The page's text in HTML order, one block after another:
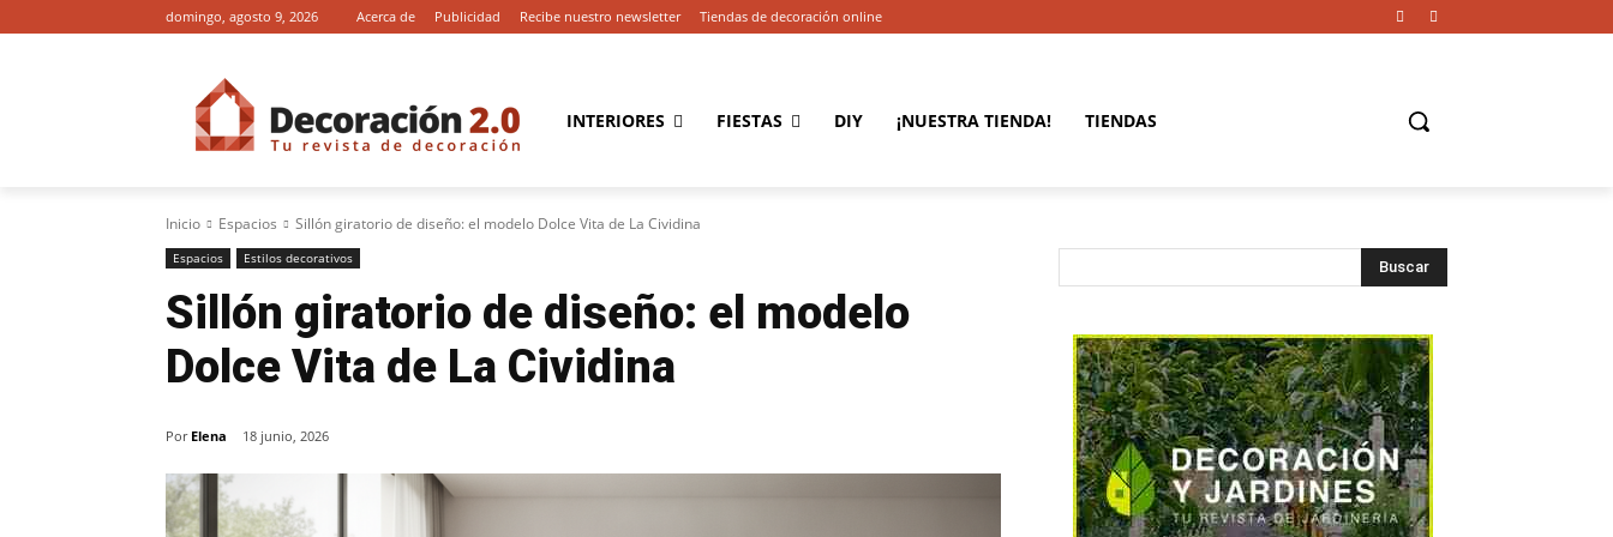
domingo, agosto 9, 2026 Acerca de Publicidad Recibe nuestro newsletter Tiendas de decoración online
INTERIORES FIESTAS DIY ¡NUESTRA TIENDA! TIENDAS
Inicio Espacios Sillón giratorio de diseño: el modelo Dolce Vita de La Cividina
Espacios Estilos decorativos
Sillón giratorio de diseño: el modelo
Dolce Vita de La Cividina
Por Elena 18 junio, 2026
Buscar